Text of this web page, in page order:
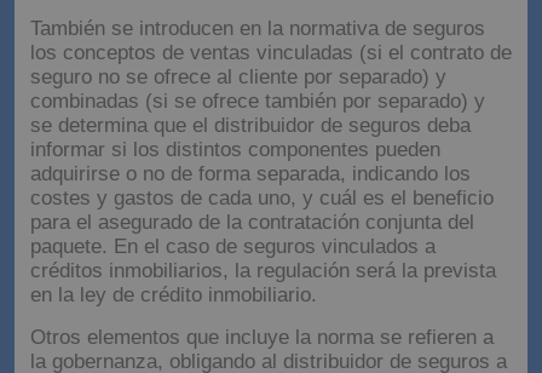
También se introducen en la normativa de seguros
los conceptos de ventas vinculadas (si el contrato de
seguro no se ofrece al cliente por separado) y
combinadas (si se ofrece también por separado) y
se determina que el distribuidor de seguros deba
informar si los distintos componentes pueden
adquirirse o no de forma separada, indicando los
costes y gastos de cada uno, y cuál es el beneficio
para el asegurado de la contratación conjunta del
paquete. En el caso de seguros vinculados a
créditos inmobiliarios, la regulación será la prevista
en la ley de crédito inmobiliario.
Otros elementos que incluye la norma se refieren a
la gobernanza, obligando al distribuidor de seguros a